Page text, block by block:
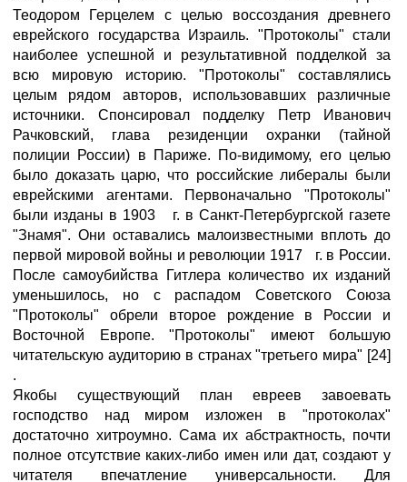
Теодором Герцелем с целью воссоздания древнего
еврейского государства Израиль. "Протоколы" стали
наиболее успешной и результативной подделкой за
всю мировую историю. "Протоколы" составлялись
целым рядом авторов, использовавших различные
источники. Спонсировал подделку Петр Иванович
Рачковский, глава резиденции охранки (тайной
полиции России) в Париже. По-видимому, его целью
было доказать царю, что российские либералы были
еврейскими агентами. Первоначально "Протоколы"
были изданы в 1903 г. в Санкт-Петербургской газете
"Знамя". Они оставались малоизвестными вплоть до
первой мировой войны и революции 1917 г. в России.
После самоубийства Гитлера количество их изданий
уменьшилось, но с распадом Советского Союза
"Протоколы" обрели второе рождение в России и
Восточной Европе. "Протоколы" имеют большую
читательскую аудиторию в странах "третьего мира" [24]
.
Якобы существующий план евреев завоевать
господство над миром изложен в "протоколах"
достаточно хитроумно. Сама их абстрактность, почти
полное отсутствие каких-либо имен или дат, создают у
читателя впечатление универсальности. Для